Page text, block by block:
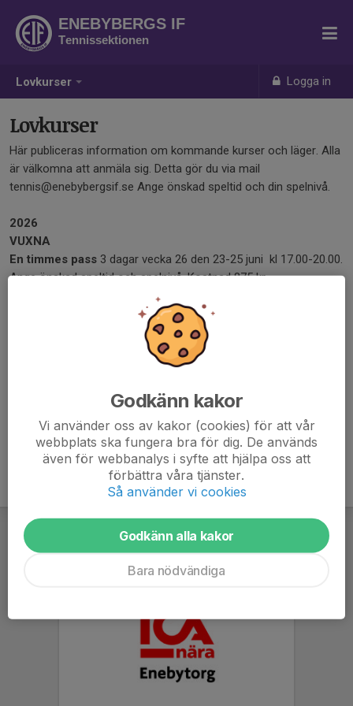
Lovkurser Logga in
ENEBYBERGS IF
Tennissektionen
Lovkurser
Här publiceras information om kommande kurser och läger. Alla
är välkomna att anmäla sig. Detta gör du via mail
tennis@enebybergsif.se Ange önskad speltid och din spelnivå.
2026
VUXNA
En timmes pass 3 dagar vecka 26 den 23-25 juni kl 17.00-20.00.
Ange önskad speltid och spelnivå. Kostnad 875 kr.
4 dagar vecka 26 den 22-25 juni kl 10.00-16.00.
Riktar sig till juniorer 2016 och äldre. Kostnad 1 750 kr.
4 dagar vecka 26 den 22-25 juni kl 9.00-10.00.
Riktar sig till juniorer 2016 och äldre. Kostnad 600 kr.
Godkänn kakor
Vi använder oss av kakor (cookies) för att vår
webbplats ska fungera bra för dig. De används
även för webbanalys i syfte att hjälpa oss att
förbättra våra tjänster.
Så använder vi cookies
Godkänn alla kakor
Bara nödvändiga